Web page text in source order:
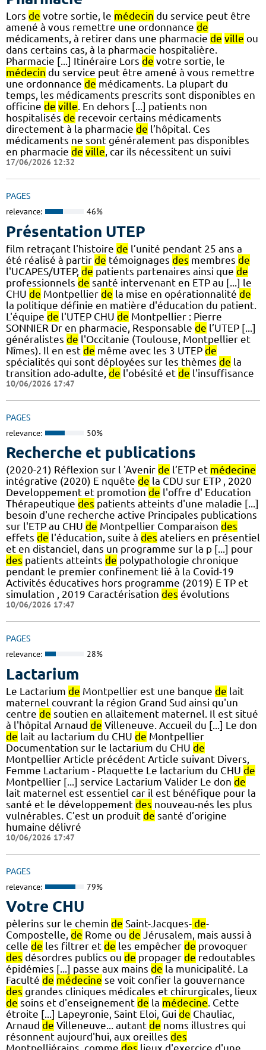
Lors de votre sortie, le médecin du service peut être
amené à vous remettre une ordonnance de
médicaments, à retirer dans une pharmacie de ville ou
dans certains cas, à la pharmacie hospitalière.
Pharmacie [...] Itinéraire Lors de votre sortie, le
médecin du service peut être amené à vous remettre
une ordonnance de médicaments. La plupart du
temps, les médicaments prescrits sont disponibles en
officine de ville. En dehors [...] patients non
hospitalisés de recevoir certains médicaments
directement à la pharmacie de l’hôpital. Ces
médicaments ne sont généralement pas disponibles
en pharmacie de ville, car ils nécessitent un suivi
17/06/2026 12:32
PAGES
relevance: 46%
Présentation UTEP
film retraçant l'histoire de l’unité pendant 25 ans a
été réalisé à partir de témoignages des membres de
l'UCAPES/UTEP, de patients partenaires ainsi que de
professionnels de santé intervenant en ETP au [...] le
CHU de Montpellier de la mise en opérationnalité de
la politique définie en matière d'éducation du patient.
L'équipe de l'UTEP CHU de Montpellier : Pierre
SONNIER Dr en pharmacie, Responsable de l’UTEP [...]
généralistes de l'Occitanie (Toulouse, Montpellier et
Nîmes). Il en est de même avec les 3 UTEP de
spécialités qui sont déployées sur les thèmes de la
transition ado-adulte, de l'obésité et de l'insuffisance
10/06/2026 17:47
PAGES
relevance: 50%
Recherche et publications
(2020-21) Réflexion sur l 'Avenir de l’ETP et médecine
intégrative (2020) E nquête de la CDU sur ETP , 2020
Developpement et promotion de l'offre d' Education
Thérapeutique des patients atteints d'une maladie [...]
besoin d'une recherche active Principales publications
sur l'ETP au CHU de Montpellier Comparaison des
effets de l'éducation, suite à des ateliers en présentiel
et en distanciel, dans un programme sur la p [...] pour
des patients atteints de polypathologie chronique
pendant le premier confinement lié à la Covid-19
Activités éducatives hors programme (2019) E TP et
simulation , 2019 Caractérisation des évolutions
10/06/2026 17:47
PAGES
relevance: 28%
Lactarium
Le Lactarium de Montpellier est une banque de lait
maternel couvrant la région Grand Sud ainsi qu'un
centre de soutien en allaitement maternel. Il est situé
à l'hôpital Arnaud de Villeneuve. Accueil du [...] Le don
de lait au lactarium du CHU de Montpellier
Documentation sur le lactarium du CHU de
Montpellier Article précédent Article suivant Divers,
Femme Lactarium - Plaquette Le lactarium du CHU de
Montpellier [...] service Lactarium Valider Le don de
lait maternel est essentiel car il est bénéfique pour la
santé et le développement des nouveau-nés les plus
vulnérables. C’est un produit de santé d’origine
humaine délivré
10/06/2026 17:47
PAGES
relevance: 79%
Votre CHU
pèlerins sur le chemin de Saint-Jacques- de-
Compostelle, de Rome ou de Jérusalem, mais aussi à
celle de les filtrer et de les empêcher de provoquer
des désordres publics ou de propager de redoutables
épidémies [...] passe aux mains de la municipalité. La
Faculté de médecine se voit confier la gouvernance
des grandes cliniques médicales et chirurgicales, lieux
de soins et d'enseignement de la médecine. Cette
étroite [...] Lapeyronie, Saint Eloi, Gui de Chauliac,
Arnaud de Villeneuve... autant de noms illustres qui
résonnent aujourd'hui, aux oreilles des